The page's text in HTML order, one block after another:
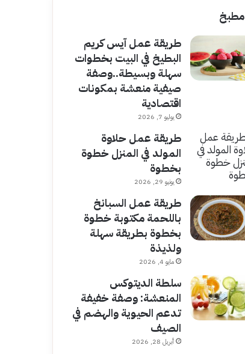
مطبخ
طريقة عمل آيس كريم
البطيخ في البيت بخطوات
سهلة وبسيطة..وصفة
صيفية منعشة بمكونات
اقتصادية
يوليو 7, 2026
طريقة عمل حلاوة
المولد في المنزل خطوة
بخطوة
يونيو 29, 2026
طريقة عمل السبانخ
باللحمة مكتوبة خطوة
بخطوة بطريقة سهلة
ولذيذة
مايو 4, 2026
سلطة الديتوكس
المنعشة: وصفة خفيفة
تدعم الحيوية والهضم في
الصيف
أبريل 28, 2026